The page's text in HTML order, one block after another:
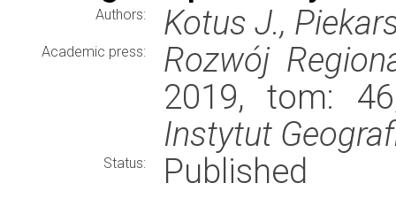
Authors: Kotus J.,
Academic press:
Rozwój
2019, tom:
Instytut
Status:
Published